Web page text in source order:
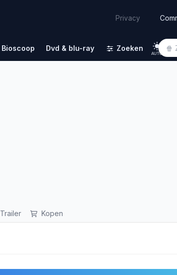
Privacy
Bioscoop Dvd & blu-ray Zoeken
AUTO
Trailer Kopen